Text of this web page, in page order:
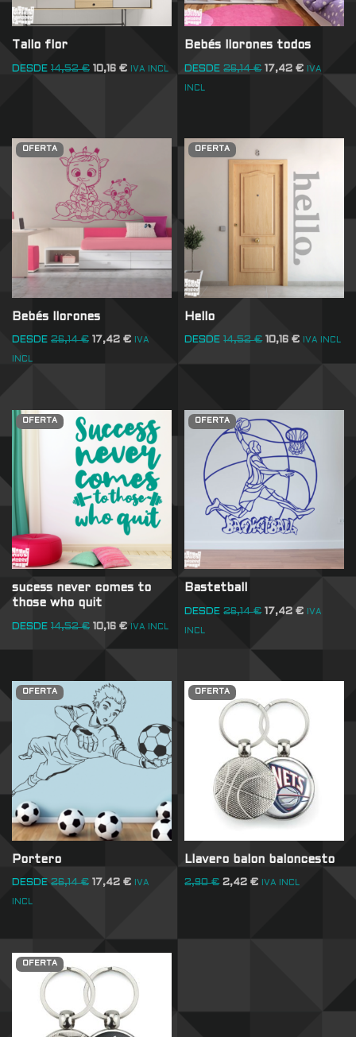
Tallo flor
DESDE 14,52€ 10,16 € IVA INCL
Bebés llorones todos
DESDE 26,14€ 17,42€ IVA
INCL
OFERTA
Bebés llorones
DESDE 26,14€ 17,42 € IVA
INCL
OFERTA
Hello
DESDE 14,52€ 10,16€ IVA INCL
OFERTA
sucess never comes to
those who quit
DESDE 14,52€ 10,16 € IVA INCL
OFERTA
Bastetball
DESDE 26,14€ 17,42€ IVA
INCL
OFERTA
Portero
DESDE 26,14€ 17,42 € IVA
INCL
OFERTA
Llavero balon baloncesto
2,90€ 2,42€ IVA INCL
OFERTA